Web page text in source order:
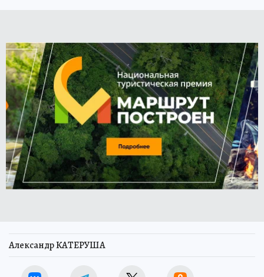
Александр КАТЕРУША